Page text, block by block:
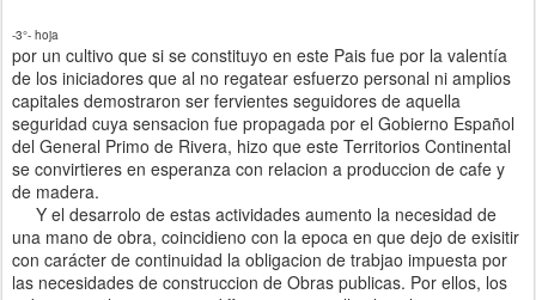
-3°- hoja
por un cultivo que si se constituyo en este Pais fue por la valentía
de los iniciadores que al no regatear esfuerzo personal ni amplios
capitales demostraron ser fervientes seguidores de aquella
seguridad cuya sensacion fue propagada por el Gobierno Español
del General Primo de Rivera, hizo que este Territorios Continental
se convirtieres en esperanza con relacion a produccion de cafe y
de madera.
Y el desarrolo de estas actividades aumento la necesidad de
una mano de obra, coincidieno con la epoca en que dejo de exisitir
con carácter de continuidad la obligacion de trabjao impuesta por
las necesidades de construccion de Obras publicas. Por ellos, los